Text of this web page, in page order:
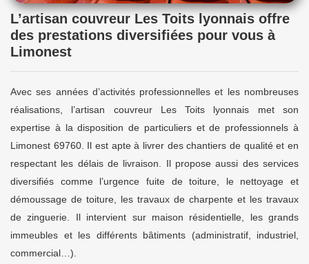
L’artisan couvreur Les Toits lyonnais offre
des prestations diversifiées pour vous à
Limonest
Avec ses années d’activités professionnelles et les nombreuses
réalisations, l’artisan couvreur Les Toits lyonnais met son
expertise à la disposition de particuliers et de professionnels à
Limonest 69760. Il est apte à livrer des chantiers de qualité et en
respectant les délais de livraison. Il propose aussi des services
diversifiés comme l’urgence fuite de toiture, le nettoyage et
démoussage de toiture, les travaux de charpente et les travaux
de zinguerie. Il intervient sur maison résidentielle, les grands
immeubles et les différents bâtiments (administratif, industriel,
commercial…).